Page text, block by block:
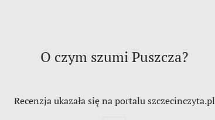
O czym szumi Puszcza?
Recenzja ukazała się na portalu szczecinczyta.pl